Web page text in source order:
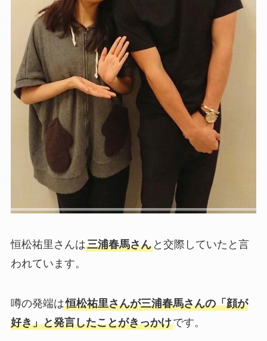
恒松祐里さんは三浦春馬さんと交際していたと言
われています。
噂の発端は恒松祐里さんが三浦春馬さんの「顔が
好き」と発言したことがきっかけです。